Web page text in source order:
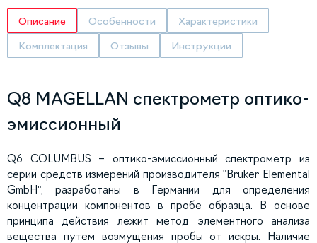
Описание Особенности Характеристики
Комплектация Отзывы Инструкции
Q8 MAGELLAN спектрометр оптико-
эмиссионный
Q6 COLUMBUS – оптико-эмиссионный спектрометр из
серии средств измерений производителя "Bruker Elemental
GmbH", разработаны в Германии для определения
концентрации компонентов в пробе образца. В основе
принципа действия лежит метод элементного анализа
вещества путем возмущения пробы от искры. Наличие